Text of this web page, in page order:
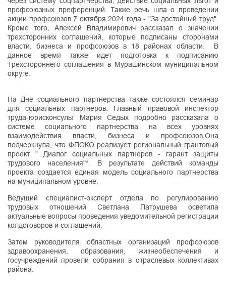
профсоюзных преференций. Также речь шла о проведении
акции профсоюзов 7 октября 2024 года - "За достойный труд".
Кроме того, Алексей Владимирович рассказал о значении
трехсторонних соглашений, которые подписаны сторонами
власти, бизнеса и профсоюзов в 18 районах области. В
данное время также идет подготовка к подписанию
Трехстороннего соглашения в Мурашинском муниципальном
округе.
На Дне социального партнерства также состоялся семинар
для социальных партнеров. Главный правовой инспектор
труда-юрисконсульт Мария Седых подробно рассказала о
системе социального партнерства на всех уровнях
взаимодействия власти, бизнеса и профсоюзов.Она
подчеркнула, что ФПОКО реализует региональный грантовый
проект " Диалог социальных партнеров - гарант защиты
трудового населения"*. В результате действий команды
проекта создается единая модель социального партнерства
на муниципальном уровне.
Ведущий специалист-эксперт отдела по регулированию
трудовых отношений Светлана Патрушева осветила
актуальные вопросы проведения уведомительной регистрации
колдоговоров и соглашений.
Затем руководителя областных организаций профсоюзов
здравоохранения, образования, жизнеобеспечения и
госучреждений провели собрания в отраслевых коллективах
района.